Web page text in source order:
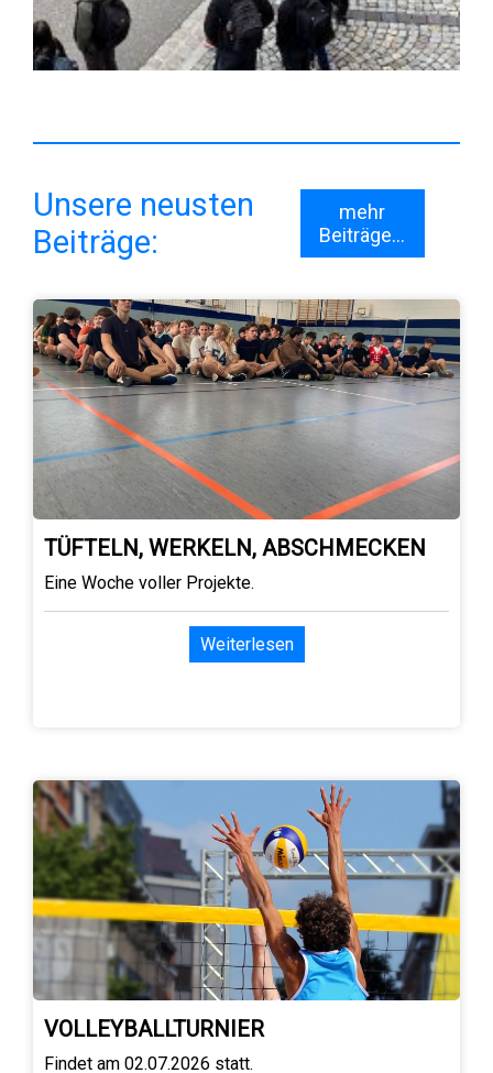
Unsere neusten
Beiträge:
mehr
Beiträge...
TÜFTELN, WERKELN, ABSCHMECKEN
Eine Woche voller Projekte.
Weiterlesen
VOLLEYBALLTURNIER
Findet am 02.07.2026 statt.